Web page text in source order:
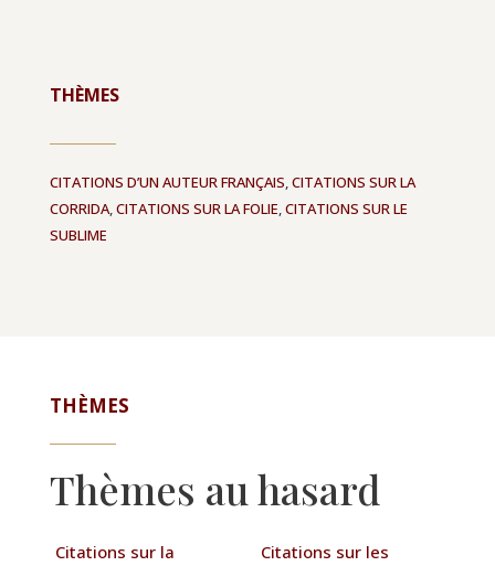
THÈMES
CITATIONS D’UN AUTEUR FRANÇAIS,CITATIONS SUR LA
CORRIDA,CITATIONS SUR LA FOLIE,CITATIONS SUR LE
SUBLIME
THÈMES
Thèmes au hasard
Citations sur la
Citations sur les